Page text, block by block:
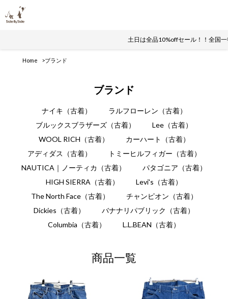
土日は全品10%offセール！！全国一律
Home ブランド
ブランド
ナイキ（古着）
ラルフローレン（古着）
ブルックスブラザーズ（古着）
Lee（古着）
WOOL RICH（古着）
カーハート（古着）
アディダス（古着）
トミーヒルフィガー（古着）
NAUTICA｜ノーティカ（古着）
パタゴニア（古着）
HIGH SIERRA（古着）
Levi's（古着）
The North Face（古着）
チャンピオン（古着）
Dickies（古着）
バナナリパブリック（古着）
Columbia（古着）
L.L.BEAN（古着）
商品一覧